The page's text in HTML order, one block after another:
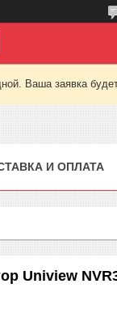
Ваша заявка
И ОПЛАТА
Uniview